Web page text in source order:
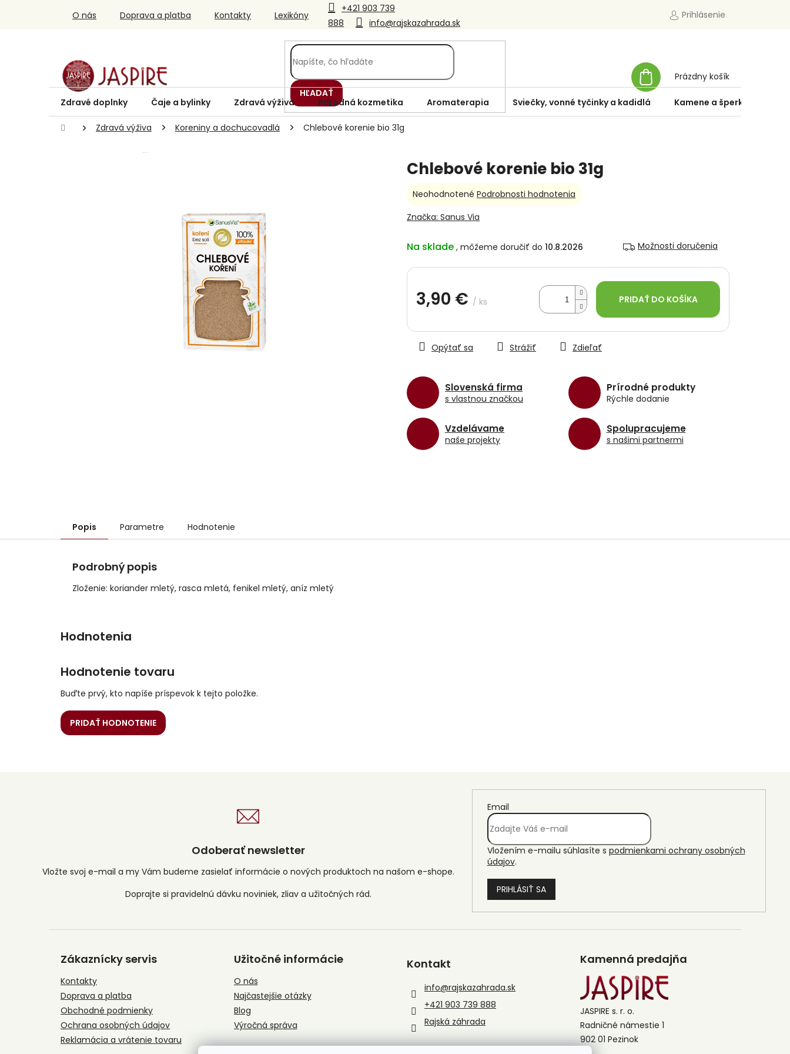
+421 903 739
888
info@rajskazahrada.sk
O nás Doprava a platba Kontakty Lexikóny Prihlásenie
HĽADAŤ
KOŠÍK
Prázdny košík
Zdravé doplnky Čaje a bylinky Zdravá výživa Prírodná kozmetika Aromaterapia Sviečky, vonné tyčinky a kadidlá Kamene a šperky
DomovZdravá výživa Koreniny a dochucovadlá Chlebové korenie bio 31g
Chlebové korenie bio 31g
Na sklade 10.8.2026 Možnosti doručenia
3,90 € / ks
cena:
PRIDAŤ DO KOŠÍKA
Slovenská firma
s vlastnou značkou
Prírodné produkty
Rýchle dodanie
Vzdelávame
naše projekty
Spolupracujeme
s našimi partnermi
Opýtať sa Strážiť Zdieľať
Priemerné
produktu
z
hviezdičiek.
Neohodnotené Podrobnosti hodnotenia
Značka: Sanus Via
Popis Parametre Hodnotenie
Podrobný popis
Zloženie: koriander mletý, rasca mletá, fenikel mletý, aníz mletý
Hodnotenie tovaru
Buďte prvý, kto napíše príspevok k tejto položke.
PRIDAŤ HODNOTENIE
Odoberať newsletter
Vložte svoj e-mail a my Vám budeme zasielať informácie o nových produktoch na našom e-shope.
Email
Vložením e-mailu súhlasíte s podmienkami ochrany osobných
údajov.
PRIHLÁSIŤ SA
Zákaznícky servis
Kontakty
Doprava a platba
Obchodné podmienky
Ochrana osobných údajov
Reklamácia a vrátenie tovaru
Užitočné informácie
O nás
Najčastejšie otázky
Blog
Výročná správa
Kontakt
info@rajskazahrada.sk
+421 903 739 888
Rajská záhrada
Kamenná predajňa
JASPIRE s. r. o.
Radničné námestie 1
902 01 Pezinok